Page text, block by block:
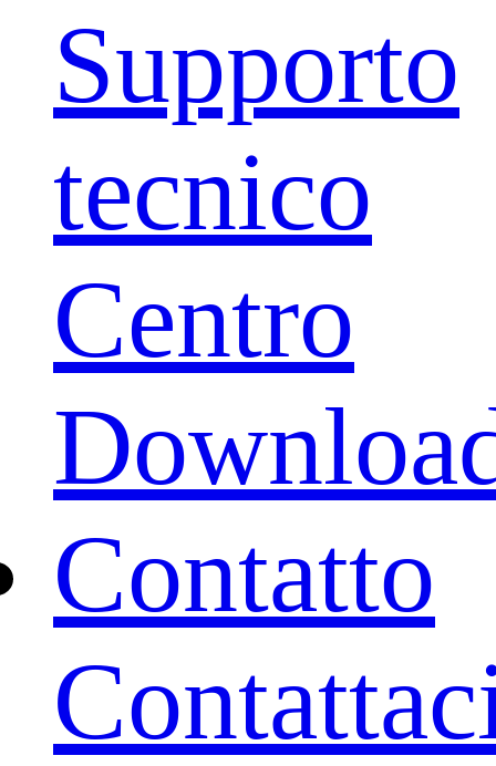
Supporto
tecnico
Centro
Contatto